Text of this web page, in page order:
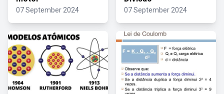
07 September 2024 07 September 2024